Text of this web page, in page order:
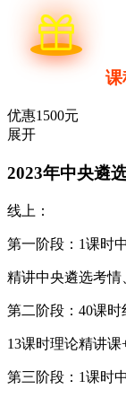
课
优惠1500元
展开
2023年中央遴
线上：
第一阶段：1课时
精讲中央遴选考
第二阶段：40课时
13课时理论精讲
第三阶段：1课时